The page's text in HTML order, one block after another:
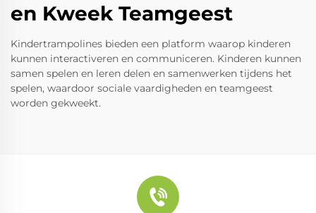
en Kweek Teamgeest
Kindertrampolines bieden een platform waarop kinderen
kunnen interactiveren en communiceren. Kinderen kunnen
samen spelen en leren delen en samenwerken tijdens het
spelen, waardoor sociale vaardigheden en teamgeest
worden gekweekt.